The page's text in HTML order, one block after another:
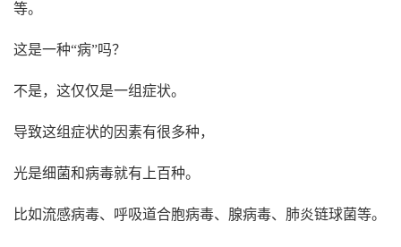
等。
这是一种“病”吗？
不是，这仅仅是一组症状。
导致这组症状的因素有很多种，
光是细菌和病毒就有上百种。
比如流感病毒、呼吸道合胞病毒、腺病毒、肺炎链球菌等。